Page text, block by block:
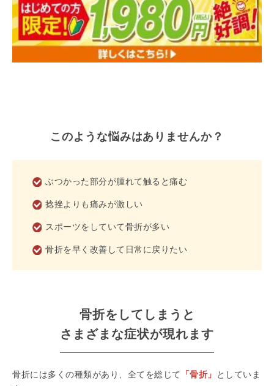
このような悩みはありませんか？
ぶつかった部分が腫れて触ると痛む
捻挫よりも痛みが激しい
スポーツをしていて骨折が多い
骨折を早く改善して日常に戻りたい
骨折をしてしまうと
さまざまな症状が現れます
骨折には多くの種類があり、全てを総じて 「骨折」
としていま